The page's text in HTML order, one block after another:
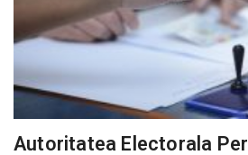
Autoritatea Electorala